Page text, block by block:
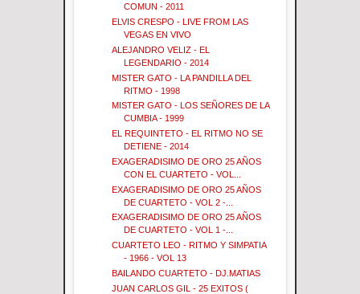
COMUN - 2011
ELVIS CRESPO - LIVE FROM LAS
VEGAS EN VIVO
ALEJANDRO VELIZ - EL
LEGENDARIO - 2014
MISTER GATO - LA PANDILLA DEL
RITMO - 1998
MISTER GATO - LOS SEÑORES DE LA
CUMBIA - 1999
EL REQUINTETO - EL RITMO NO SE
DETIENE - 2014
EXAGERADISIMO DE ORO 25 AÑOS
CON EL CUARTETO - VOL...
EXAGERADISIMO DE ORO 25 AÑOS
DE CUARTETO - VOL 2 -...
EXAGERADISIMO DE ORO 25 AÑOS
DE CUARTETO - VOL 1 -...
CUARTETO LEO - RITMO Y SIMPATIA
- 1966 - VOL 13
BAILANDO CUARTETO - DJ.MATIAS
JUAN CARLOS GIL - 25 EXITOS (